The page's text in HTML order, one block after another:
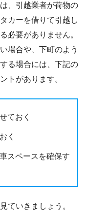
、引越業者が荷物の
カーを借りて引越し
必要がありません。
場合や、下町のよう
る場合には、下記の
トがあります。
ておく
く
スペースを確保す
ていきましょう。